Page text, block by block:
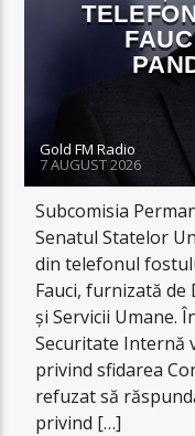
Gold FM Radio
7 AUGUST 2026
Subcomisia
Senatul Statelor
din telefonul
Fauci, furnizată
și Servicii Umane.
Securitate Internă
privind sfidarea
refuzat să
privind […]